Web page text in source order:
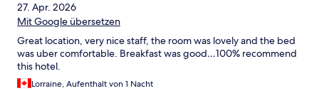
27. Apr. 2026
Mit Google übersetzen
Great location, very nice staff, the room was lovely and the bed
was uber comfortable. Breakfast was good…100% recommend
this hotel.
Lorraine, Aufenthalt von 1 Nacht